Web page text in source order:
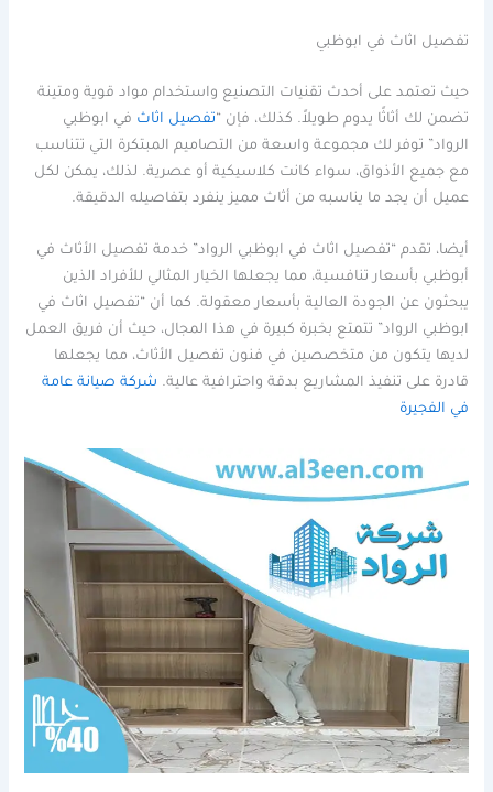
تفصيل اثاث في ابوظبي
حيث تعتمد على أحدث تقنيات التصنيع واستخدام مواد قوية ومتينة
تضمن لك أثاثًا يدوم طويلاً. كذلك، فإن “تفصيل اثاث في ابوظبي
الرواد” توفر لك مجموعة واسعة من التصاميم المبتكرة التي تتناسب
مع جميع الأذواق، سواء كانت كلاسيكية أو عصرية. لذلك، يمكن لكل
عميل أن يجد ما يناسبه من أثاث مميز ينفرد بتفاصيله الدقيقة.
أيضا، تقدم “تفصيل اثاث في ابوظبي الرواد” خدمة تفصيل الأثاث في
أبوظبي بأسعار تنافسية، مما يجعلها الخيار المثالي للأفراد الذين
يبحثون عن الجودة العالية بأسعار معقولة. كما أن “تفصيل اثاث في
ابوظبي الرواد” تتمتع بخبرة كبيرة في هذا المجال، حيث أن فريق العمل
لديها يتكون من متخصصين في فنون تفصيل الأثاث، مما يجعلها
قادرة على تنفيذ المشاريع بدقة واحترافية عالية. شركة صيانة عامة
في الفجيرة